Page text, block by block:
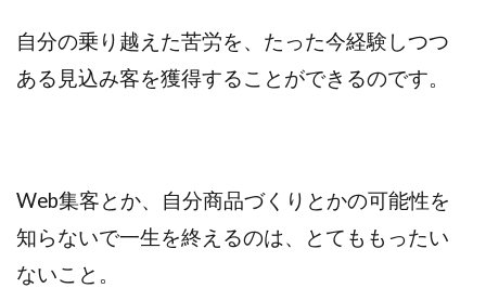
自分の乗り越えた苦労を、たった今経験しつつ
ある見込み客を獲得することができるのです。
Web集客とか、自分商品づくりとかの可能性を
知らないで一生を終えるのは、とてももったい
ないこと。